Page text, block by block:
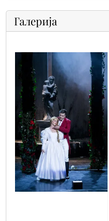
Галерија
faust-16